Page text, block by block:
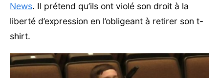
News. Il prétend qu’ils ont violé son droit à la
liberté d’expression en l’obligeant à retirer son t-
shirt.